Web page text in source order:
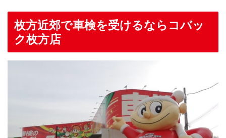
枚方近郊で車検を受けるならコバッ
ク枚方店